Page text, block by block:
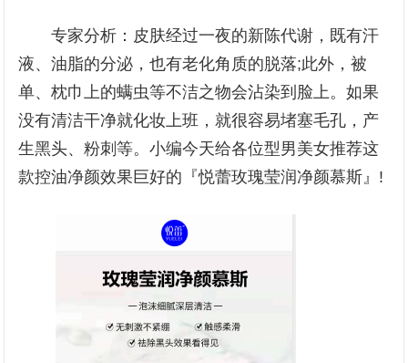
专家分析：皮肤经过一夜的新陈代谢，既有汗
液、油脂的分泌，也有老化角质的脱落;此外，被
单、枕巾上的螨虫等不洁之物会沾染到脸上。如果
没有清洁干净就化妆上班，就很容易堵塞毛孔，产
生黑头、粉刺等。小编今天给各位型男美女推荐这
款控油净颜效果巨好的『悦蕾玫瑰莹润净颜慕斯』!